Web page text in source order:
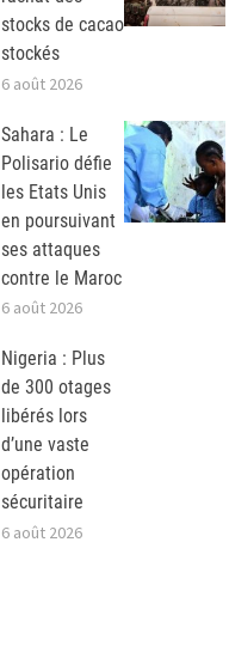
stocks de cacao
stockés
6 août 2026
Sahara : Le
Polisario défie
les Etats Unis
en poursuivant
ses attaques
contre le Maroc
6 août 2026
Nigeria : Plus
de 300 otages
libérés lors
d’une vaste
opération
sécuritaire
6 août 2026